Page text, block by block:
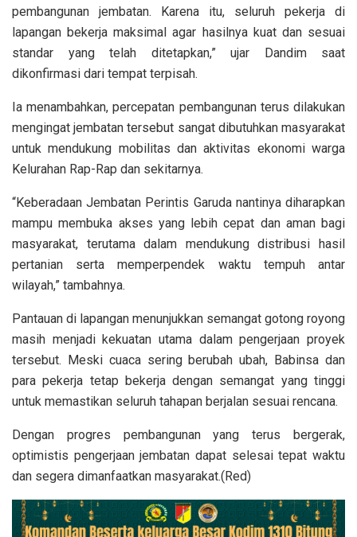
pembangunan jembatan. Karena itu, seluruh pekerja di
lapangan bekerja maksimal agar hasilnya kuat dan sesuai
standar yang telah ditetapkan,” ujar Dandim saat
dikonfirmasi dari tempat terpisah.
Ia menambahkan, percepatan pembangunan terus dilakukan
mengingat jembatan tersebut sangat dibutuhkan masyarakat
untuk mendukung mobilitas dan aktivitas ekonomi warga
Kelurahan Rap-Rap dan sekitarnya.
“Keberadaan Jembatan Perintis Garuda nantinya diharapkan
mampu membuka akses yang lebih cepat dan aman bagi
masyarakat, terutama dalam mendukung distribusi hasil
pertanian serta memperpendek waktu tempuh antar
wilayah,” tambahnya.
Pantauan di lapangan menunjukkan semangat gotong royong
masih menjadi kekuatan utama dalam pengerjaan proyek
tersebut. Meski cuaca sering berubah ubah, Babinsa dan
para pekerja tetap bekerja dengan semangat yang tinggi
untuk memastikan seluruh tahapan berjalan sesuai rencana.
Dengan progres pembangunan yang terus bergerak,
optimistis pengerjaan jembatan dapat selesai tepat waktu
dan segera dimanfaatkan masyarakat.(Red)